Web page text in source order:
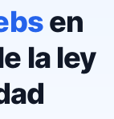
en
la ley